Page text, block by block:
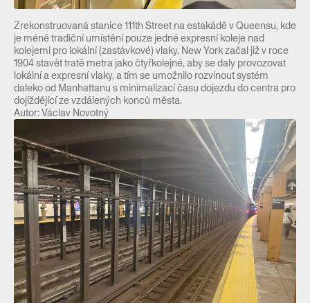
Zrekonstruovaná stanice 111th Street na estakádě v Queensu, kde
je méně tradiční umístění pouze jedné expresní koleje nad
kolejemi pro lokální (zastávkové) vlaky. New York začal již v roce
1904 stavět tratě metra jako čtyřkolejné, aby se daly provozovat
lokální a expresní vlaky, a tím se umožnilo rozvinout systém
daleko od Manhattanu s minimalizací času dojezdu do centra pro
dojíždějící ze vzdálených konců města.
Autor: Václav Novotný